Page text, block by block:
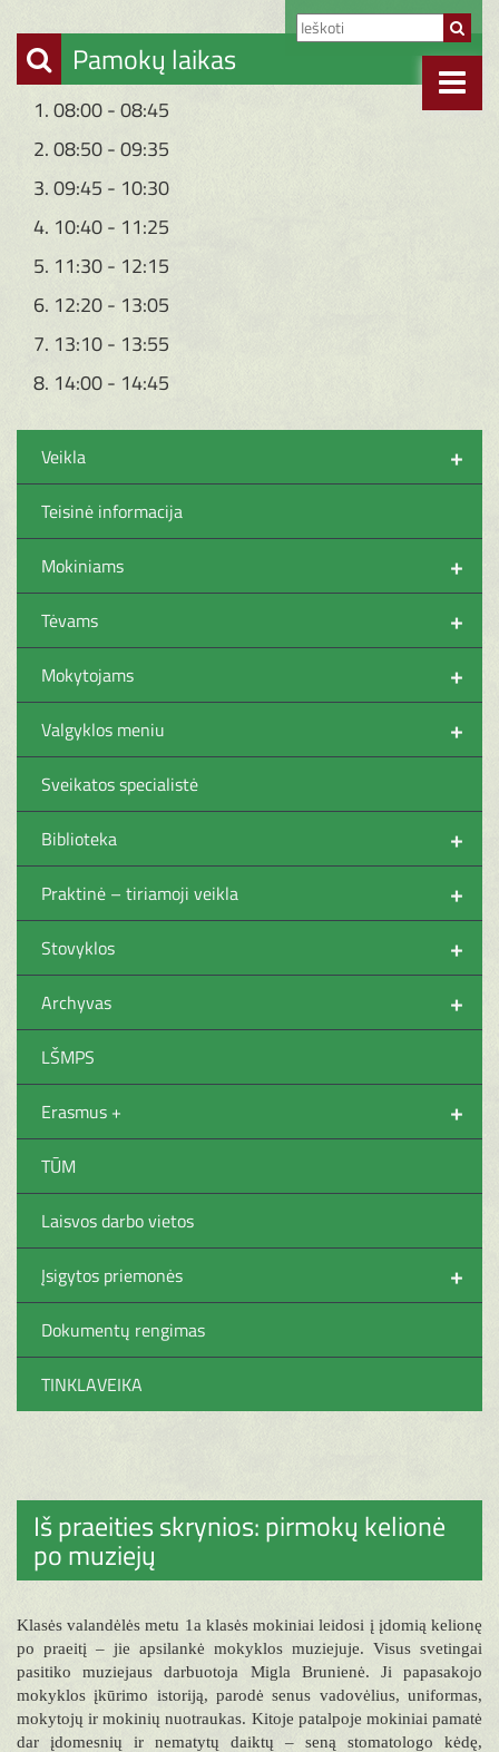
Pamokų laikas
1. 08:00 - 08:45
2. 08:50 - 09:35
3. 09:45 - 10:30
4. 10:40 - 11:25
5. 11:30 - 12:15
6. 12:20 - 13:05
7. 13:10 - 13:55
8. 14:00 - 14:45
+
Veikla
Teisinė informacija
+
Mokiniams
+
Tėvams
+
Mokytojams
+
Valgyklos meniu
Sveikatos specialistė
+
Biblioteka
+
Praktinė – tiriamoji veikla
+
Stovyklos
+
Archyvas
LŠMPS
+
Erasmus +
TŪM
Laisvos darbo vietos
+
Įsigytos priemonės
Dokumentų rengimas
TINKLAVEIKA
Iš praeities skrynios: pirmokų kelionė
po muziejų
Klasės valandėlės metu 1a klasės mokiniai leidosi į įdomią kelionę
po praeitį – jie apsilankė mokyklos muziejuje. Visus svetingai
pasitiko muziejaus darbuotoja Migla Brunienė. Ji papasakojo
mokyklos įkūrimo istoriją, parodė senus vadovėlius, uniformas,
mokytojų ir mokinių nuotraukas. Kitoje patalpoje mokiniai pamatė
dar įdomesnių ir nematytų daiktų – seną stomatologo kėdę,